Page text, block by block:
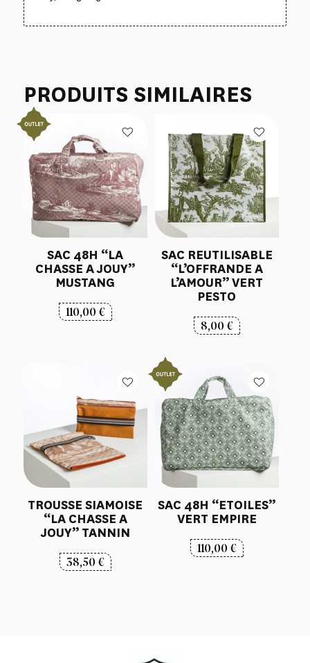
PRODUITS SIMILAIRES
SAC 48H “LA
CHASSE A JOUY”
MUSTANG
110,00€
SAC REUTILISABLE
“L’OFFRANDE A
L’AMOUR” VERT
PESTO
8,00€
TROUSSE SIAMOISE
“LA CHASSE A
JOUY” TANNIN
38,50€
SAC 48H “ETOILES”
VERT EMPIRE
110,00€